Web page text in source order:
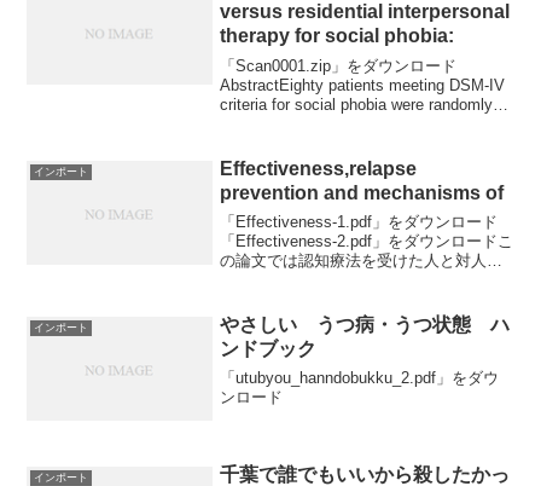
versus residential interpersonal
therapy for social phobia:
「Scan0001.zip」をダウンロード
AbstractEighty patients meeting DSM-IV
criteria for social phobia were randomly
インポート
Effectiveness,relapse
prevention and mechanisms of
「Effectiveness-1.pdf」をダウンロード
「Effectiveness-2.pdf」をダウンロードこ
の論文では認知療法を受けた人と対人関
討している。
インポート
やさしい うつ病・うつ状態 ハ
ンドブック
「utubyou_hanndobukku_2.pdf」をダウ
ンロード
インポート
千葉で誰でもいいから殺したかっ